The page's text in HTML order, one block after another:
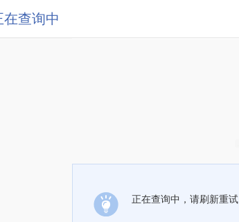
在查询中
正在查询中，请刷新重试